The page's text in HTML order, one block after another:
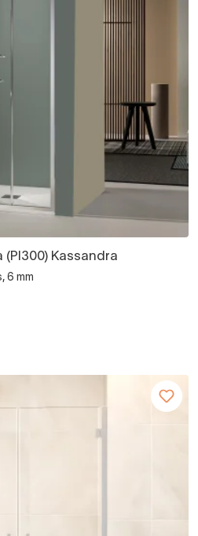
(PI300) Kassandra
6 mm